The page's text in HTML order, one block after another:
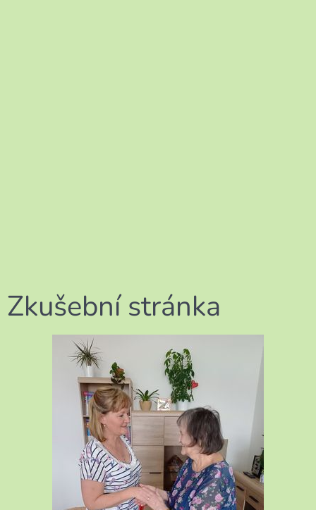
Zkušební stránka